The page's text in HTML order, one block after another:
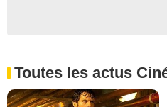
Toutes les actus